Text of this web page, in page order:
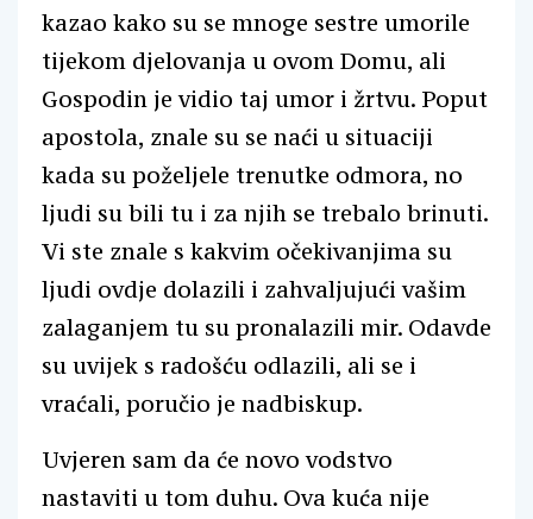
kazao kako su se mnoge sestre umorile
tijekom djelovanja u ovom Domu, ali
Gospodin je vidio taj umor i žrtvu. Poput
apostola, znale su se naći u situaciji
kada su poželjele trenutke odmora, no
ljudi su bili tu i za njih se trebalo brinuti.
Vi ste znale s kakvim očekivanjima su
ljudi ovdje dolazili i zahvaljujući vašim
zalaganjem tu su pronalazili mir. Odavde
su uvijek s radošću odlazili, ali se i
vraćali, poručio je nadbiskup.
Uvjeren sam da će novo vodstvo
nastaviti u tom duhu. Ova kuća nije